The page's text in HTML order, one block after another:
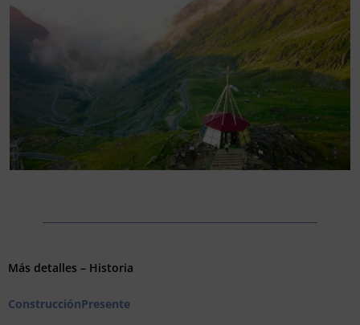
Más detalles – Historia
ConstrucciónPresente